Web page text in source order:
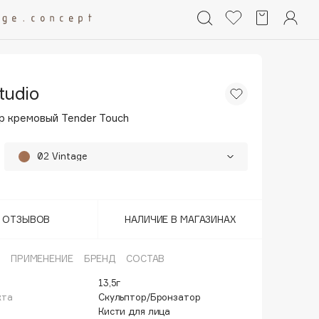
кремовый Tender Touch
02 Vintage
ОТЗЫВОВ НАЛИЧИЕ В МАГАЗИНАХ
ПРИМЕНЕНИЕ БРЕНД СОСТАВ
13,5г
Скульптор/Бронзатор
Кисти для лица